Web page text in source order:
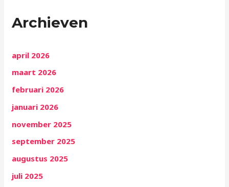
Archieven
april 2026
maart 2026
februari 2026
januari 2026
november 2025
september 2025
augustus 2025
juli 2025